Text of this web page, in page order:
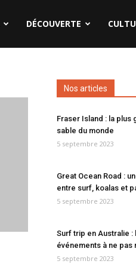
DÉCOUVERTE
Nos articles
Fraser Island : la plus
sable du monde
5 septembre 2023
Great Ocean Road :
entre surf, koalas et
5 septembre 2023
Surf trip en Australie :
événements à ne pas
5 septembre 2023